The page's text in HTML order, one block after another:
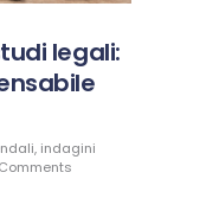
legali:
, indagini
Comments